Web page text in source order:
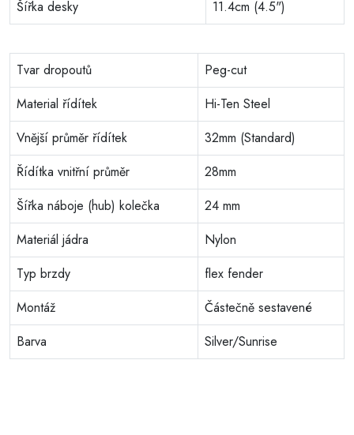
Šířka desky
11.4cm (4.5")
Tvar dropoutů
Peg-cut
Material řídítek
Hi-Ten Steel
Vnější průměr řídítek
32mm (Standard)
Řídítka vnitřní průměr
28mm
Šířka náboje (hub) kolečka
24 mm
Materiál jádra
Nylon
Typ brzdy
flex fender
Montáž
Částečně sestavené
Barva
Silver/Sunrise